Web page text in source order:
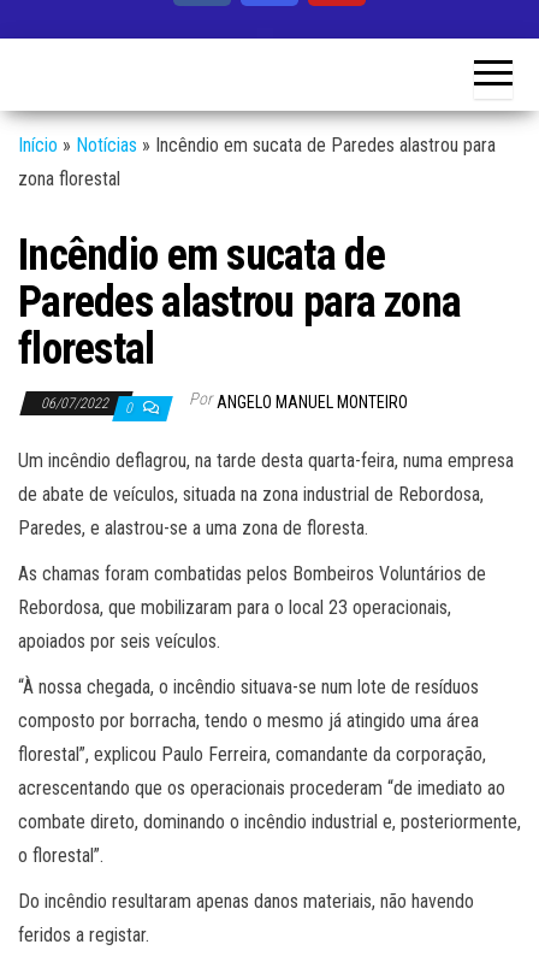
Início » Notícias » Incêndio em sucata de Paredes alastrou para
zona florestal
Incêndio em sucata de
Paredes alastrou para zona
florestal
06/07/2022 0 Por ANGELO MANUEL MONTEIRO
Um incêndio deflagrou, na tarde desta quarta-feira, numa empresa
de abate de veículos, situada na zona industrial de Rebordosa,
Paredes, e alastrou-se a uma zona de floresta.
As chamas foram combatidas pelos Bombeiros Voluntários de
Rebordosa, que mobilizaram para o local 23 operacionais,
apoiados por seis veículos.
“À nossa chegada, o incêndio situava-se num lote de resíduos
composto por borracha, tendo o mesmo já atingido uma área
florestal”, explicou Paulo Ferreira, comandante da corporação,
acrescentando que os operacionais procederam “de imediato ao
combate direto, dominando o incêndio industrial e, posteriormente,
o florestal”.
Do incêndio resultaram apenas danos materiais, não havendo
feridos a registar.